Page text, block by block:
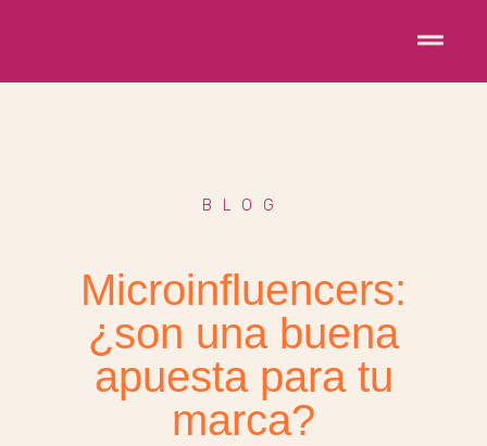
BLOG
Microinfluencers:
¿son una buena
apuesta para tu
marca?